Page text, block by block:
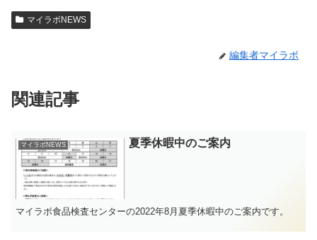
マイラボNEWS
編集者マイラボ
関連記事
マイラボNEWS 夏季休暇中のご案内
マイラボ食品検査センターの2022年8月夏季休暇中のご案内です。